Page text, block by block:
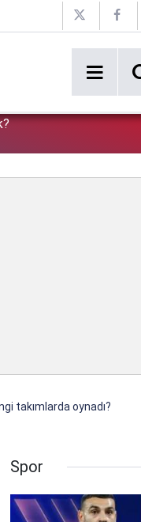
Özgür
takımlarda oynadı?
Spor